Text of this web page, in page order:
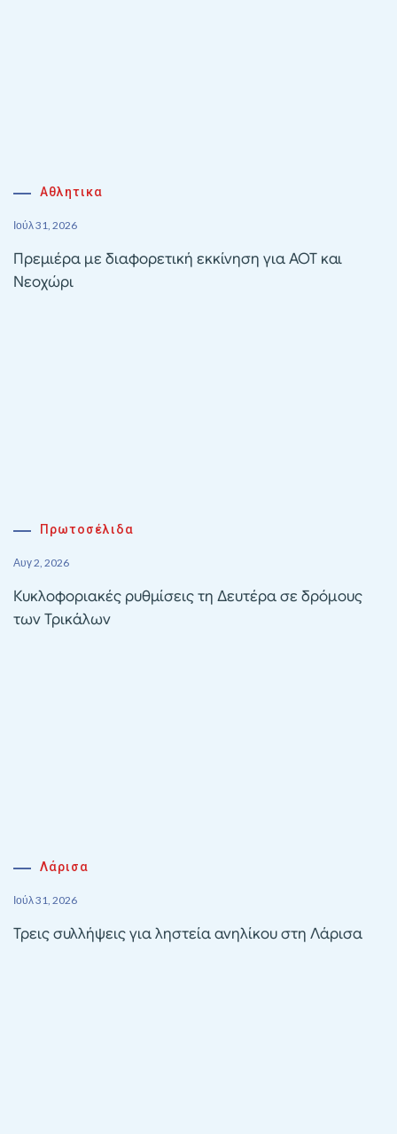
Αθλητικα
Ιούλ 31, 2026
Πρεμιέρα με διαφορετική εκκίνηση για ΑΟΤ και
Νεοχώρι
Πρωτοσέλιδα
Αυγ 2, 2026
Κυκλοφοριακές ρυθμίσεις τη Δευτέρα σε δρόμους
των Τρικάλων
Λάρισα
Ιούλ 31, 2026
Τρεις συλλήψεις για ληστεία ανηλίκου στη Λάρισα